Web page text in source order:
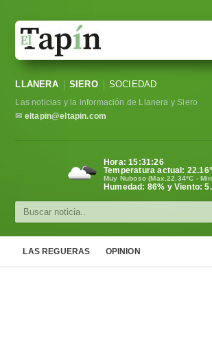
Sociedad
Política
Cultura
LLANERA SIERO SOCIEDAD
Las noticias y la información de Llanera y Siero
✉ eltapin@eltapin.com
Hora:15:31:27
Temperatura actual: 22.16
Muy Nuboso (Max.22.34ºC -
Humedad: 86% y Viento:
LAS REGUERAS OPINION